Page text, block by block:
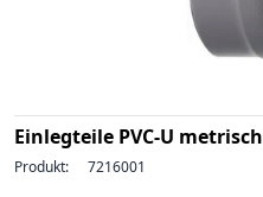
Einlegteile PVC-U metrisch
Produkt: 7216001